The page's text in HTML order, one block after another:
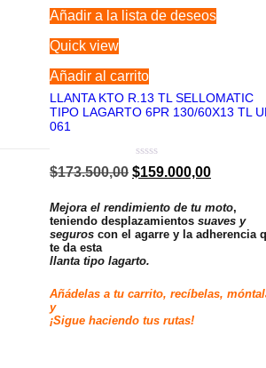
Añadir a la lista de deseos
Quick view
Añadir al carrito
LLANTA KTO R.13 TL SELLOMATIC
TIPO LAGARTO 6PR 130/60X13 TL
061
Valorado
en
de
5
$173.500,00 $159.000,00
Mejora el rendimiento de tu moto,
teniendo desplazamientos suaves y
seguros con el agarre y la adherencia
te da esta
llanta tipo lagarto.
Añádelas a tu carrito, recíbelas,
y
¡Sigue haciendo tus rutas!